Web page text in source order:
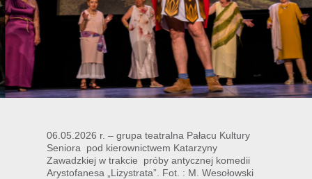
06.05.2026 r. – grupa teatralna Pałacu Kultury
Seniora pod kierownictwem Katarzyny
Zawadzkiej w trakcie próby antycznej komedii
Arystofanesa „Lizystrata”. Fot. : M. Wesołowski